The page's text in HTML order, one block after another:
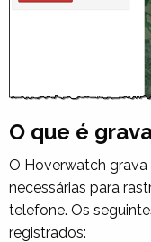
O que é
O Hoverwatch
necessárias para
telefone. Os
registrados: